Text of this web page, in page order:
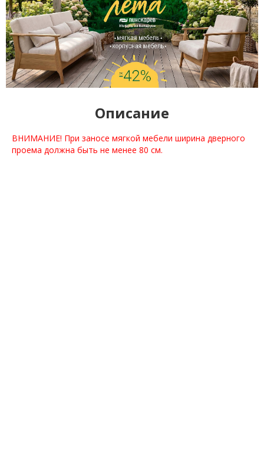
Описание
ВНИМАНИЕ! При заносе мягкой мебели ширина дверного
проема должна быть не менее 80 см.